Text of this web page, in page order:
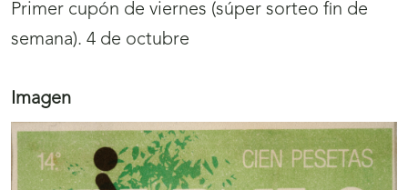
Primer cupón de viernes (súper sorteo fin de
semana). 4 de octubre
Imagen